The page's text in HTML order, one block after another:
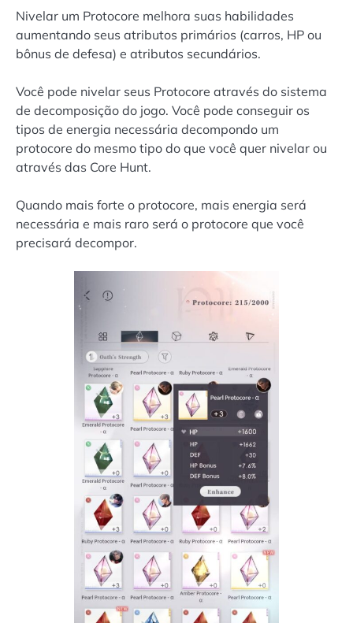
Nivelar um Protocore melhora suas habilidades
aumentando seus atributos primários (carros, HP ou
bônus de defesa) e atributos secundários.
Você pode nivelar seus Protocore através do sistema
de decomposição do jogo. Você pode conseguir os
tipos de energia necessária decompondo um
protocore do mesmo tipo do que você quer nivelar ou
através das Core Hunt.
Quando mais forte o protocore, mais energia será
necessária e mais raro será o protocore que você
precisará decompor.